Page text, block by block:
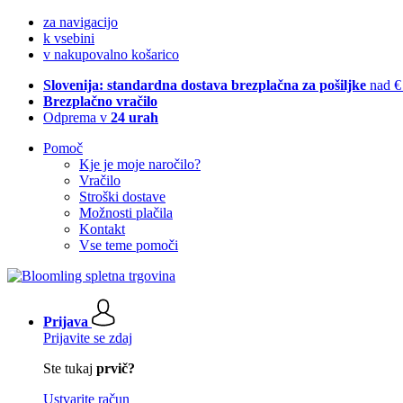
za navigacijo
k vsebini
v nakupovalno košarico
Slovenija: standardna dostava brezplačna za pošiljke nad
Brezplačno vračilo
Odprema v 24 urah
Pomoč
Kje je moje naročilo?
Vračilo
Stroški dostave
Možnosti plačila
Kontakt
Vse teme pomoči
Prijava
Prijavite se zdaj
Ste tukaj prvič?
Ustvarite račun